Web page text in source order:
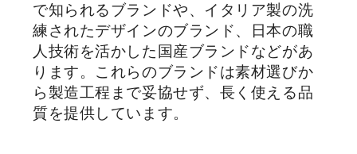
で知られるブランドや、イタリア製の洗
練されたデザインのブランド、日本の職
人技術を活かした国産ブランドなどがあ
ります。これらのブランドは素材選びか
ら製造工程まで妥協せず、長く使える品
質を提供しています。